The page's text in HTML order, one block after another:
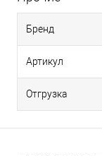
Бренд
Артикул
Отгрузка